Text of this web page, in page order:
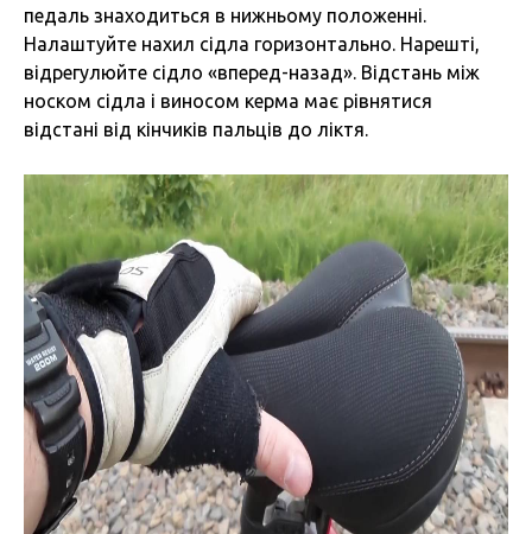
педаль знаходиться в нижньому положенні.
Налаштуйте нахил сідла горизонтально. Нарешті,
відрегулюйте сідло «вперед-назад». Відстань між
носком сідла і виносом керма має рівнятися
відстані від кінчиків пальців до ліктя.